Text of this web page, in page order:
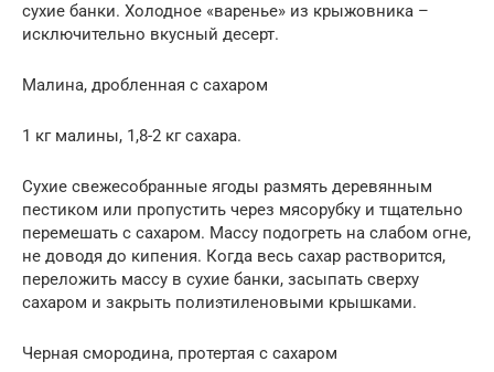
сухие банки. Холодное «варенье» из крыжовника –
исключительно вкусный десерт.
Малина, дробленная с сахаром
1 кг малины, 1,8-2 кг сахара.
Сухие свежесобранные ягоды размять деревянным
пестиком или пропустить через мясорубку и тщательно
перемешать с сахаром. Массу подогреть на слабом огне,
не доводя до кипения. Когда весь сахар растворится,
переложить массу в сухие банки, засыпать сверху
сахаром и закрыть полиэтиленовыми крышками.
Черная смородина, протертая с сахаром